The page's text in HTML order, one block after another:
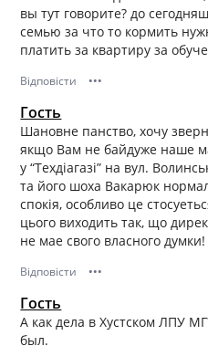
вы тут говорите? до
семью за что то кормить
платить за квартиру за
Відповісти •••
Гость
Шановне панство, хочу
якщо Вам не байдуже наше
у “Техдiагазi” на вул.
та його шоха Вакарюк
спокiя, особливо це
цього виходить так, що
не мае свого власного думки!
Відповісти •••
Гость
А как дела в Хустском ЛПУ
был.